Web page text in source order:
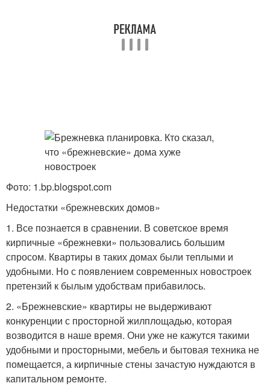
Фото: 1.bp.blogspot.com
Недостатки «брежневских домов»
1. Все познается в сравнении. В советское время
кирпичные «брежневки» пользовались большим
спросом. Квартиры в таких домах были теплыми и
удобными. Но с появлением современных новостроек
претензий к былым удобствам прибавилось.
2. «Брежневские» квартиры не выдерживают
конкуренции с просторной жилплощадью, которая
возводится в наше время. Они уже не кажутся такими
удобными и просторными, мебель и бытовая техника не
помещается, а кирпичные стены зачастую нуждаются в
капитальном ремонте.